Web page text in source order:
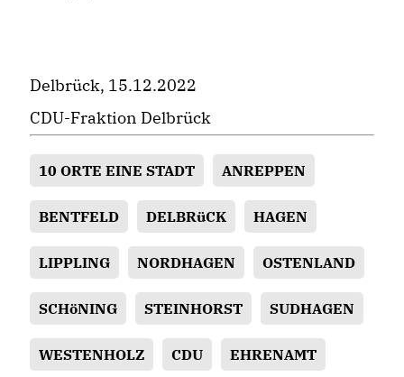
Delbrück, 15.12.2022
CDU-Fraktion Delbrück
10 ORTE EINE STADT ANREPPEN
BENTFELD DELBRüCK HAGEN
LIPPLING NORDHAGEN OSTENLAND
SCHöNING STEINHORST SUDHAGEN
WESTENHOLZ CDU EHRENAMT